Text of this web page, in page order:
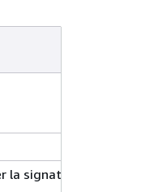
signature de la